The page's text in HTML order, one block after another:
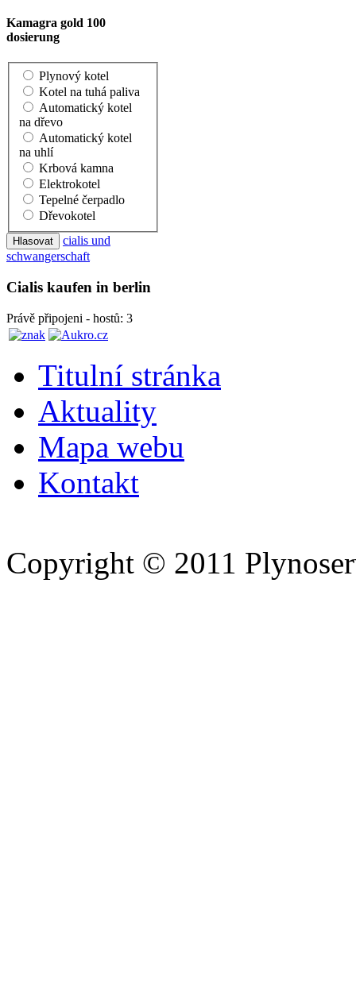
Kamagra gold 100
dosierung
Plynový kotel
Kotel na tuhá paliva
Automatický kotel
na dřevo
Automatický kotel
na uhlí
Krbová kamna
Elektrokotel
Tepelné čerpadlo
Dřevokotel
cialis und
schwangerschaft
Cialis kaufen in berlin
Právě připojeni - hostů: 3
Titulní stránka
Aktuality
Mapa webu
Kontakt
Copyright © 2011